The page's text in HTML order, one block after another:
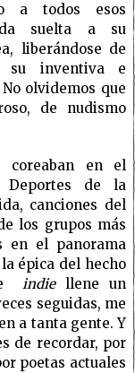
a todos esos
suelta a su
liberándose de
su inventiva e
olvidemos que
de nudismo
coreaban en el
de la
canciones del
los grupos más
en el panorama
épica del hecho
indiellene un
seguidas, me
a tanta gente. Y
de recordar, por
poetas actuales